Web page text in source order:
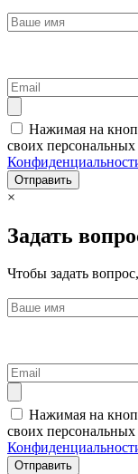
Нажимая на
своих
Отправить
×
Задать
Чтобы задать
Нажимая на
своих
Отправить